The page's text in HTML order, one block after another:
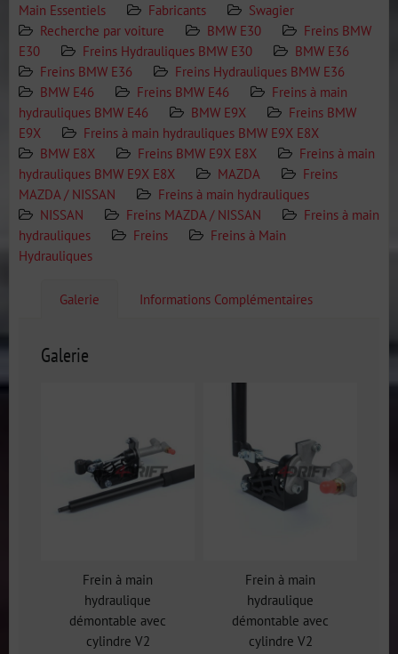
Main Essentiels
Fabricants
Swagier
Recherche par voiture
BMW E30
Freins BMW
E30
Freins Hydrauliques BMW E30
BMW E36
Freins BMW E36
Freins Hydrauliques BMW E36
BMW E46
Freins BMW E46
Freins à main
hydrauliques BMW E46
BMW E9X
Freins BMW
E9X
Freins à main hydrauliques BMW E9X E8X
BMW E8X
Freins BMW E9X E8X
Freins à main
hydrauliques BMW E9X E8X
MAZDA
Freins
MAZDA / NISSAN
Freins à main hydrauliques
NISSAN
Freins MAZDA / NISSAN
Freins à main
hydrauliques
Freins
Freins à Main
Hydrauliques
Galerie Informations Complémentaires
Galerie
Frein à main
hydraulique
démontable avec
cylindre V2
Frein à main
hydraulique
démontable avec
cylindre V2